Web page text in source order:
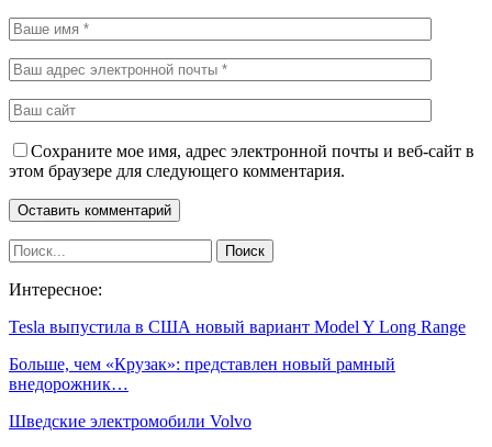
Сохраните мое имя, адрес электронной почты и веб-сайт в
этом браузере для следующего комментария.
Интересное:
Tesla выпустила в США новый вариант Model Y Long Range
Больше, чем «Крузак»: представлен новый рамный
внедорожник…
Шведские электромобили Volvo